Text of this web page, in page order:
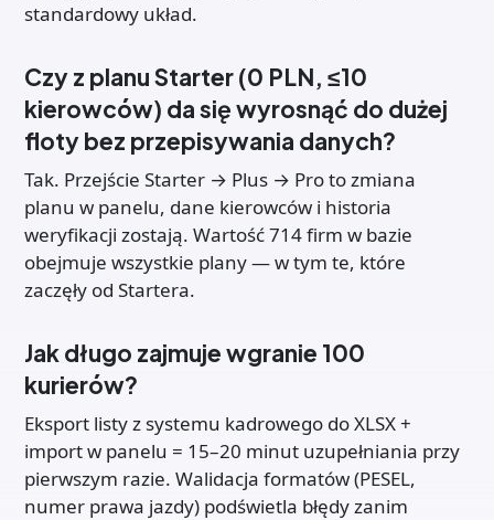
standardowy układ.
Czy z planu Starter (0 PLN, ≤10
kierowców) da się wyrosnąć do dużej
floty bez przepisywania danych?
Tak. Przejście Starter → Plus → Pro to zmiana
planu w panelu, dane kierowców i historia
weryfikacji zostają. Wartość 714 firm w bazie
obejmuje wszystkie plany — w tym te, które
zaczęły od Startera.
Jak długo zajmuje wgranie 100
kurierów?
Eksport listy z systemu kadrowego do XLSX +
import w panelu = 15–20 minut uzupełniania przy
pierwszym razie. Walidacja formatów (PESEL,
numer prawa jazdy) podświetla błędy zanim